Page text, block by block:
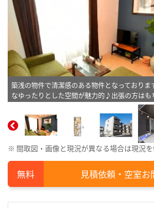
築浅の物件で清潔感のある物件となっており
なゆったりとした空間が魅力的♪出張の方はも
光でいらっしゃる方にもKマンスリーのお部屋
充実度が高いため大変ご好評いただいており
です。
※ 間取図・画像と現況が異なる場合は現況を
見積依頼・空室お